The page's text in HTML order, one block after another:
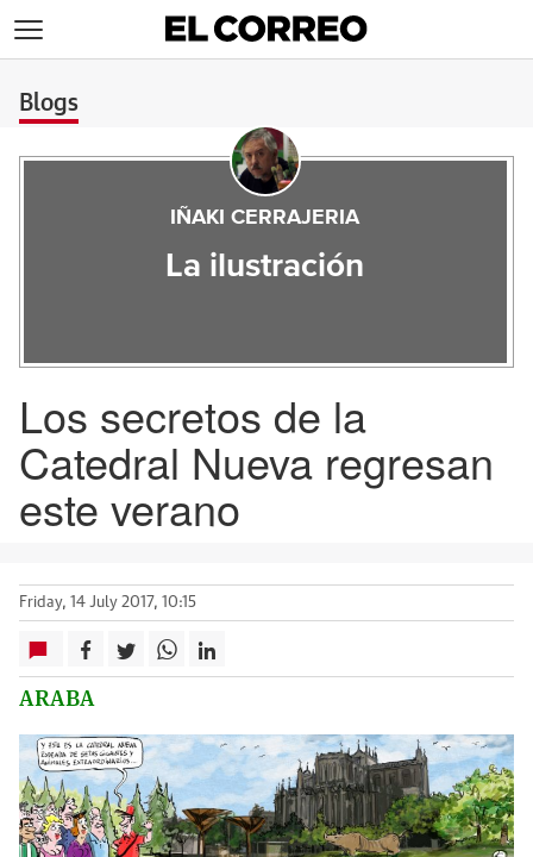
Blogs
IÑAKI CERRAJERIA
La ilustración
Los secretos de la
Catedral Nueva regresan
este verano
Friday, 14 July 2017, 10:15
ARABA